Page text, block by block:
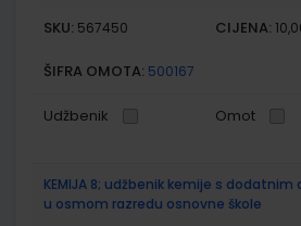
SKU: 567450 CIJENA:
ŠIFRA OMOTA: 500167
Udžbenik Omot
KEMIJA 8; udžbenik kemije s
u osmom razredu osnovne škole